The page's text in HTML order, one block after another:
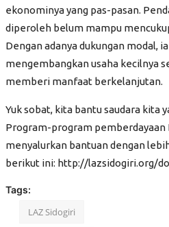
Hikayat
Wawancara
Kolom
Konsultasi ZIS
Publikasi
Semua
Laporan Keuangan
ekonominya yang pas-pasan.
diperoleh belum mampu
Dengan adanya dukungan modal,
mengembangkan usaha kecilnya
memberi manfaat berkelanjutan.
Yuk sobat, kita bantu saudara kita
Program-program pemberdayaan
menyalurkan bantuan dengan
berikut ini: http://lazsidogiri.org/
Tags:
LAZ Sidogiri